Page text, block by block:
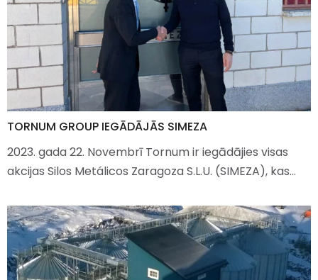
TORNUM GROUP IEGĀDĀJĀS SIMEZA
2023. gada 22. Novembrī Tornum ir iegādājies visas
akcijas Silos Metálicos Zaragoza S.L.U. (SIMEZA), kas…